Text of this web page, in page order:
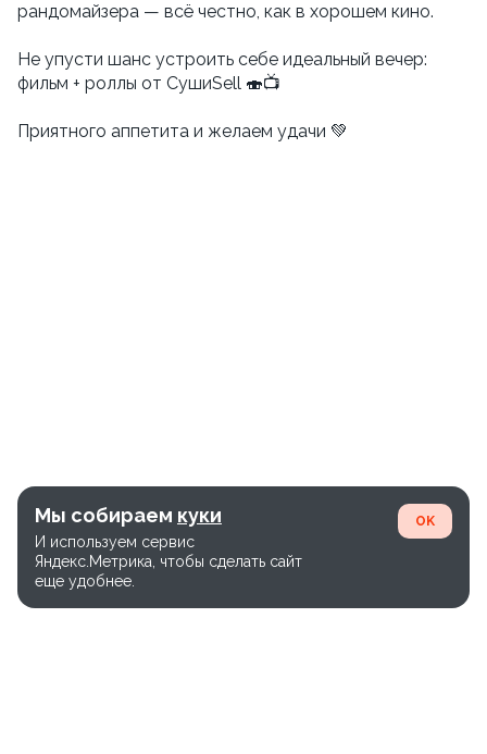
рандомайзера — всё честно, как в хорошем кино.
Не упусти шанс устроить себе идеальный вечер:
фильм + роллы от СушиSell 🍣📺
Приятного аппетита и желаем удачи 💚
Мы собираем куки
И используем сервис
Яндекс.Метрика, чтобы сделать сайт
еще удобнее.
OK